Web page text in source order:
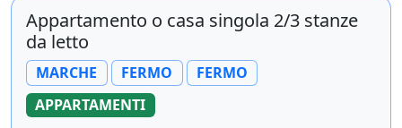
Appartamento o casa singola 2/3 stanze
da letto
MARCHE FERMO
FERMO
APPARTAMENTI